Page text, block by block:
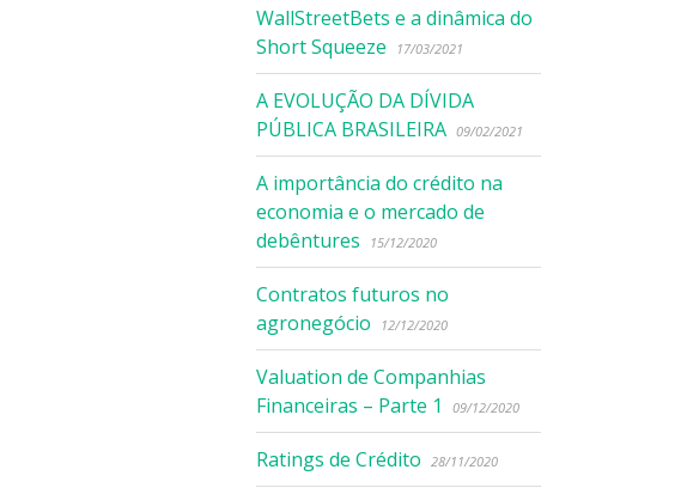
WallStreetBets e a dinâmica do
Short Squeeze
17/03/2021
A EVOLUÇÃO DA DÍVIDA
PÚBLICA BRASILEIRA 09/02/2021
A importância do crédito na
economia e o mercado de
debêntures
15/12/2020
Contratos futuros no
agronegócio
12/12/2020
Valuation de Companhias
Financeiras – Parte 1
09/12/2020
Ratings de Crédito 28/11/2020